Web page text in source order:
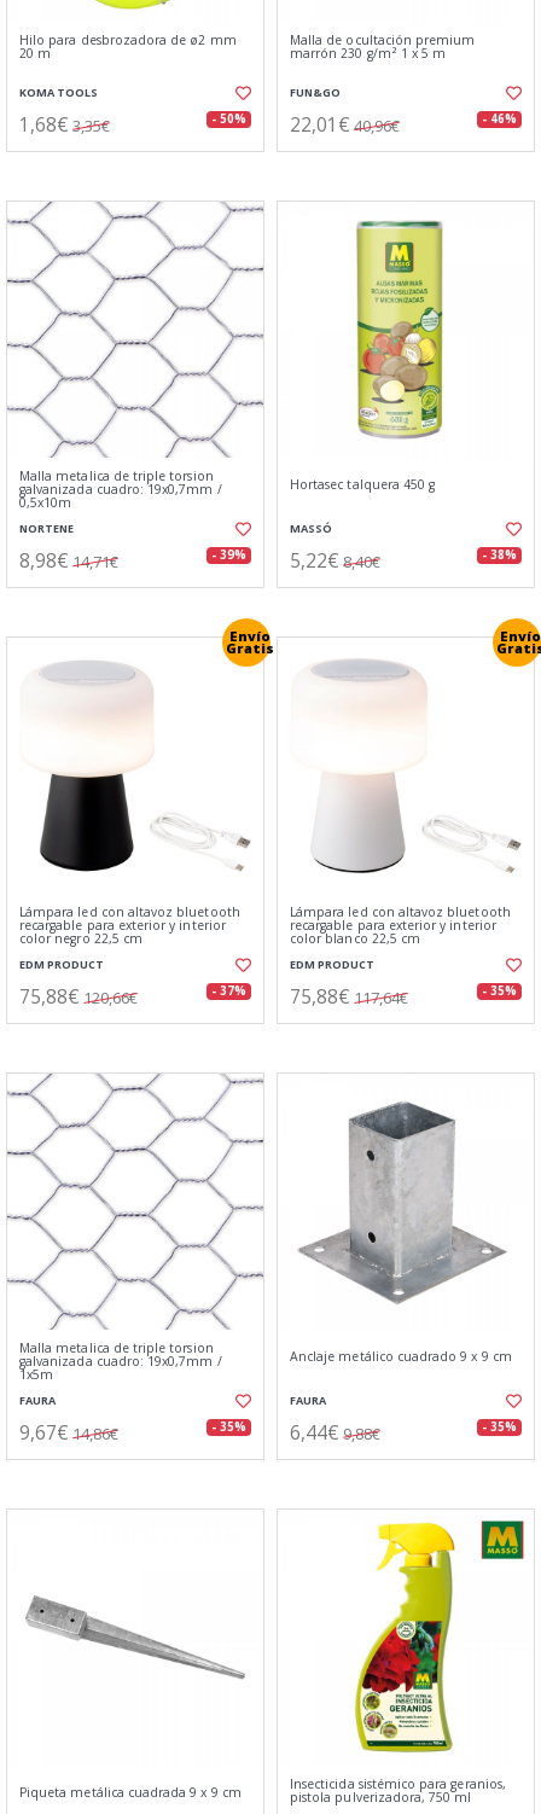
Hilo para desbrozadora de ø2 mm
20 m
KOMA TOOLS
1,68€ 3,35€ - 50%
Malla de ocultación premium
marrón 230 g/m² 1 x 5 m
FUN&GO
22,01€ 40,96€ - 46%
Malla metalica de triple torsion
galvanizada cuadro: 19x0,7mm /
0,5x10m
NORTENE
8,98€ 14,71€ - 39%
Hortasec talquera 450 g
MASSÓ
5,22€ 8,40€ - 38%
Envío
Gratis
Lámpara led con altavoz bluetooth
recargable para exterior y interior
color negro 22,5 cm
EDM PRODUCT
75,88€ 120,66€ - 37%
Envío
Lámpara led con altavoz bluetooth
recargable para exterior y interior
color blanco 22,5 cm
EDM PRODUCT
75,88€ 117,64€ - 35%
Malla metalica de triple torsion
galvanizada cuadro: 19x0,7mm /
1x5m
FAURA
9,67€ 14,86€ - 35%
Anclaje metálico cuadrado 9 x 9 cm
FAURA
6,44€ 9,88€ - 35%
Piqueta metálica cuadrada 9 x 9 cm Insecticida sistémico para geranios,
pistola pulverizadora, 750 ml